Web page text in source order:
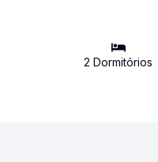
2 Dormitórios